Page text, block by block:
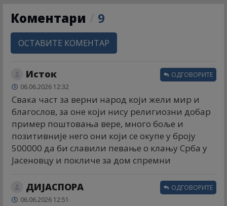
Коментари 9
ОСТАВИТЕ КОМЕНТАР
Исток
06.06.2026 12:32
Свака част за верни народ који жели мир и
благослов, за оне који нису религиозни добар
пример поштовања вере, много боље и
позитивније него они који се окупе у броју
500000 да би славили певање о клању Срба у
Јасеновцу и покличе за дом спремни
ОДГОВОРИТЕ
ДИЈАСПОРА
06.06.2026 12:51
ОДГОВОРИТЕ